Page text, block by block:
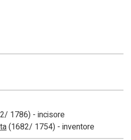
1786) - incisore
(1682/ 1754) - inventore